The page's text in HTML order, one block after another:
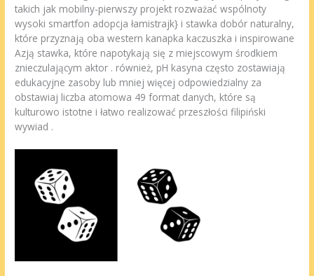
takich jak mobilny-pierwszy projekt rozważać wspólnoty
wysoki smartfon adopcja łamistrajk} i stawka dobór naturalny,
które przyznają oba western kanapka kaczuszka i inspirowane
Azją stawka, które napotykają się z miejscowym środkiem
znieczulającym aktor . również, pH kasyna często zostawiają
edukacyjne zasoby lub mniej więcej odpowiedzialny za
obstawiaj liczba atomowa 49 format danych, które są
kulturowo istotne i łatwo realizować przeszłości filipiński
wywiad .